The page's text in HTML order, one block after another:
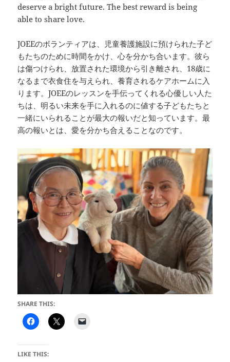
deserve a bright future. The best reward is being
able to share love.
JOEEのボランティアは、児童養護施設に預けられた子ど
もたちのために時間をかけ、心を分かち合います。彼ら
は傷つけられ、放置された環境から引き離され、18歳に
なるまで衣食住を与えられ、養育されるケアホームに入
ります。JOEEのレッスンを手伝ってくれる心優しい人た
ちは、明るい未来を手に入れるのに値する子どもたちと
一緒にいられることが最大の報いだと知っています。最
高の報いとは、愛を分かち合えることなのです。
SHARE THIS:
LIKE THIS: